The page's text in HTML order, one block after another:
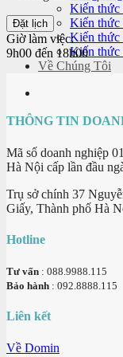
Kiến thức
Kiến thức
Kiến thức
Kiến thức
Về Chúng Tôi
Giờ làm việc:
9h00 đến 18h00
THÔNG TIN
Mã số doanh nghiệp
Hà Nội cấp lần đầu
Trụ sở chính 37
Giấy, Thành phố Hà
Hotline
Tư vấn : 088.9988.115
Bảo hành : 092.8888.115
Liên kết
Về Domin